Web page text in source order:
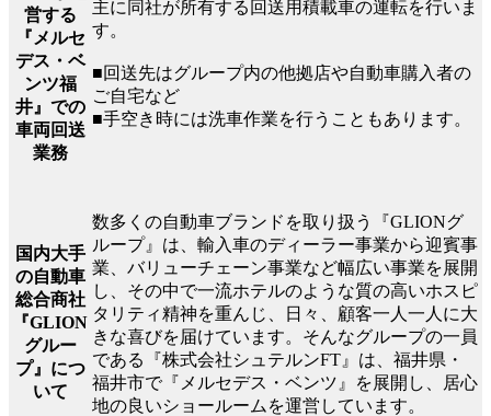
営する
『メルセ
デス・ベ
ンツ福
井』での
車両回送
業務
主に同社が所有する回送用積載車の運転を行いま
す。
■回送先はグループ内の他拠店や自動車購入者の
ご自宅など
■手空き時には洗車作業を行うこともあります。
国内大手
の自動車
総合商社
『GLION
グルー
プ』につ
いて
数多くの自動車ブランドを取り扱う『GLIONグ
ループ』は、輸入車のディーラー事業から迎賓事
業、バリューチェーン事業など幅広い事業を展開
し、その中で一流ホテルのような質の高いホスピ
タリティ精神を重んじ、日々、顧客一人一人に大
きな喜びを届けています。そんなグループの一員
である『株式会社シュテルンFT』は、福井県・
福井市で『メルセデス・ベンツ』を展開し、居心
地の良いショールームを運営しています。